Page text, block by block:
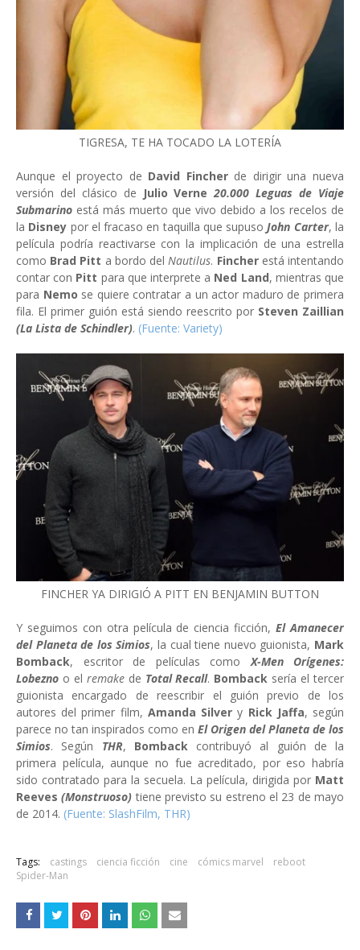
TIGRESA, TE HA TOCADO LA LOTERÍA
Aunque el proyecto de David Fincher de dirigir una nueva
versión del clásico de Julio Verne20.000 Leguas de Viaje
Submarino está más muerto que vivo debido a los recelos de
la Disney por el fracaso en taquilla que supusoJohn Carter, la
película podría reactivarse con la implicación de una estrella
como Brad Pitt a bordo delNautilus. Fincher está intentando
contar con Pitt para que interprete a Ned Land, mientras que
para Nemo se quiere contratar a un actor maduro de primera
fila. El primer guión está siendo reescrito por Steven Zaillian
(La Lista de Schindler). (Fuente: Variety)
FINCHER YA DIRIGIÓ A PITT EN BENJAMIN BUTTON
Y seguimos con otra película de ciencia ficción,El Amanecer
del Planeta de los Simios, la cual tiene nuevo guionista, Mark
Bomback, escritor de películas comoX-Men Orígenes:
Lobezno o el remake de Total Recall. Bomback sería el tercer
guionista encargado de reescribir el guión previo de los
autores del primer film, Amanda Silver y Rick Jaffa, según
parece no tan inspirados como en El Origen del Planeta de los
Simios. Según THR, Bomback contribuyó al guión de la
primera película, aunque no fue acreditado, por eso habría
sido contratado para la secuela. La película, dirigida por Matt
Reeves(Monstruoso) tiene previsto su estreno el 23 de mayo
de 2014. (Fuente: SlashFilm, THR)
Tags: castings ciencia ficción cine cómics marvel
reboot
Spider-Man